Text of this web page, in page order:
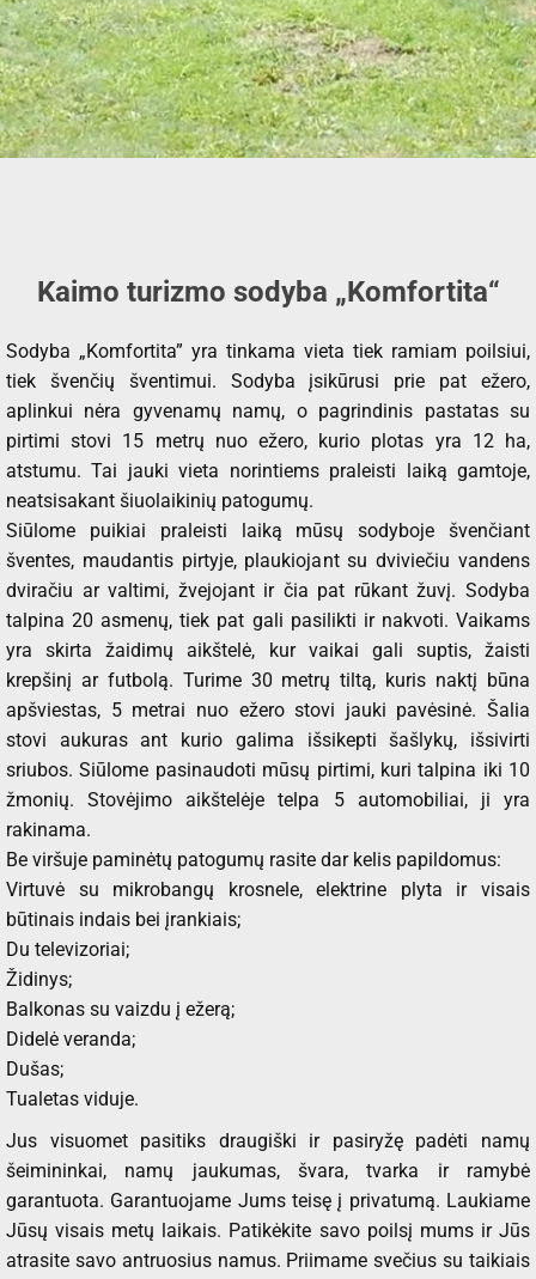
Kaimo turizmo sodyba „Komfortita“
Sodyba „Komfortita” yra tinkama vieta tiek ramiam poilsiui,
tiek švenčių šventimui. Sodyba įsikūrusi prie pat ežero,
aplinkui nėra gyvenamų namų, o pagrindinis pastatas su
pirtimi stovi 15 metrų nuo ežero, kurio plotas yra 12 ha,
atstumu. Tai jauki vieta norintiems praleisti laiką gamtoje,
neatsisakant šiuolaikinių patogumų.
Siūlome puikiai praleisti laiką mūsų sodyboje švenčiant
šventes, maudantis pirtyje, plaukiojant su dviviečiu vandens
dviračiu ar valtimi, žvejojant ir čia pat rūkant žuvį. Sodyba
talpina 20 asmenų, tiek pat gali pasilikti ir nakvoti. Vaikams
yra skirta žaidimų aikštelė, kur vaikai gali suptis, žaisti
krepšinį ar futbolą. Turime 30 metrų tiltą, kuris naktį būna
apšviestas, 5 metrai nuo ežero stovi jauki pavėsinė. Šalia
stovi aukuras ant kurio galima išsikepti šašlykų, išsivirti
sriubos. Siūlome pasinaudoti mūsų pirtimi, kuri talpina iki 10
žmonių. Stovėjimo aikštelėje telpa 5 automobiliai, ji yra
rakinama.
Be viršuje paminėtų patogumų rasite dar kelis papildomus:
Virtuvė su mikrobangų krosnele, elektrine plyta ir visais
būtinais indais bei įrankiais;
Du televizoriai;
Židinys;
Balkonas su vaizdu į ežerą;
Didelė veranda;
Dušas;
Tualetas viduje.
Jus visuomet pasitiks draugiški ir pasiryžę padėti namų
šeimininkai, namų jaukumas, švara, tvarka ir ramybė
garantuota. Garantuojame Jums teisę į privatumą. Laukiame
Jūsų visais metų laikais. Patikėkite savo poilsį mums ir Jūs
atrasite savo antruosius namus. Priimame svečius su taikiais